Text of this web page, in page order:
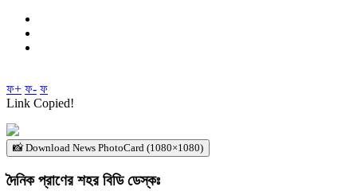
ফ+ ফ- ফ
Link Copied!
📸 Download News PhotoCard (1080×1080)
দৈনিক প্রাণের শহর বিডি ডেস্কঃ